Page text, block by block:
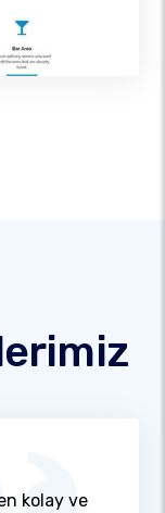
kolay ve